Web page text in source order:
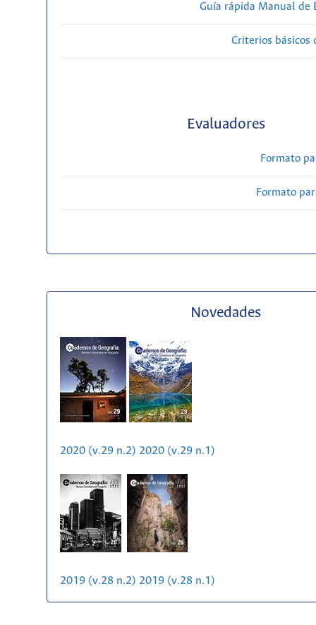
Guía rápida Manual de
Criterios básicos
Evaluadores
Formato
Formato
Novedades
2020 (v.29 n.2) 2020 (v.29 n.1)
2019 (v.28 n.2) 2019 (v.28 n.1)